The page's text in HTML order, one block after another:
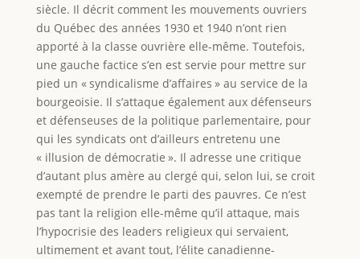
siècle. Il décrit comment les mouvements ouvriers
du Québec des années 1930 et 1940 n’ont rien
apporté à la classe ouvrière elle-même. Toutefois,
une gauche factice s’en est servie pour mettre sur
pied un « syndicalisme d’affaires » au service de la
bourgeoisie. Il s’attaque également aux défenseurs
et défenseuses de la politique parlementaire, pour
qui les syndicats ont d’ailleurs entretenu une
« illusion de démocratie ». Il adresse une critique
d’autant plus amère au clergé qui, selon lui, se croit
exempté de prendre le parti des pauvres. Ce n’est
pas tant la religion elle-même qu’il attaque, mais
l’hypocrisie des leaders religieux qui servaient,
ultimement et avant tout, l’élite canadienne-